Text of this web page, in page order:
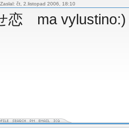
Zaslal: čt, 2.listopad 2006, 18:10
恋 ma vylustino:)